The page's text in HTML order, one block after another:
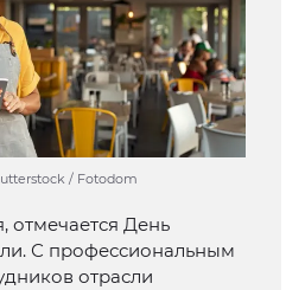
/ Fotodom
отмечается День
С профессиональным
отрасли